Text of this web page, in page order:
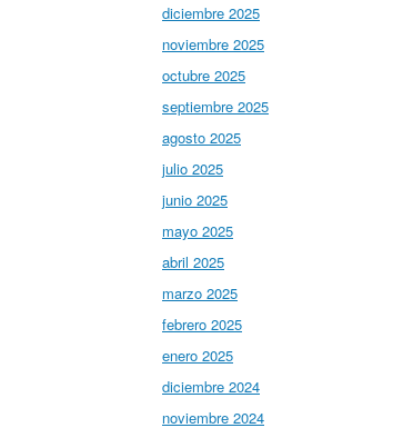
diciembre 2025
noviembre 2025
octubre 2025
septiembre 2025
agosto 2025
julio 2025
junio 2025
mayo 2025
abril 2025
marzo 2025
febrero 2025
enero 2025
diciembre 2024
noviembre 2024